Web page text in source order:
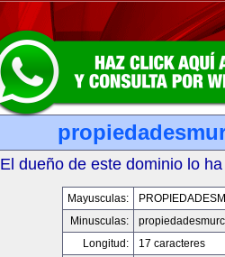
El dueño de este dominio lo
Mayusculas:
Minusculas:
Longitud:
17 caracteres